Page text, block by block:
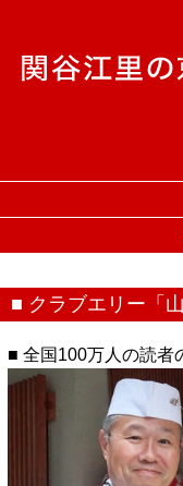
■ クラブエリー「
■ 全国100万人の読者